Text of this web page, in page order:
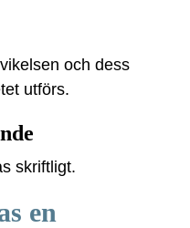
och dess
utförs.
skriftligt.
en